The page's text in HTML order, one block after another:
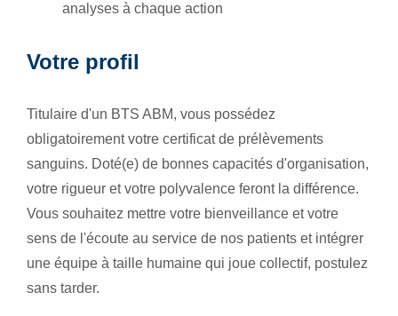
analyses à chaque action
Votre profil
Titulaire d'un BTS ABM, vous possédez
obligatoirement votre certificat de prélèvements
sanguins. Doté(e) de bonnes capacités d'organisation,
votre rigueur et votre polyvalence feront la différence.
Vous souhaitez mettre votre bienveillance et votre
sens de l'écoute au service de nos patients et intégrer
une équipe à taille humaine qui joue collectif, postulez
sans tarder.